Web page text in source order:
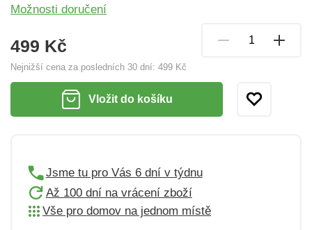
499 Kč
Nejnižší cena za posledních 30 dní: 499 Kč
Možnosti doručení
Vložit do košíku
Jsme tu pro Vás 6 dní v týdnu
Až 100 dní na vrácení zboží
Vše pro domov na jednom místě